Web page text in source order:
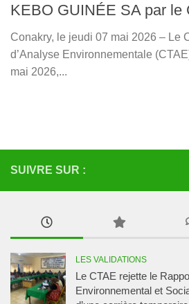
KEBO GUINÉE SA par le
Conakry, le jeudi 07 mai 2026 – Le
d’Analyse Environnementale
mai 2026,...
SUIVRE SUR :
LES VALIDATIONS
Le CTAE rejette le
Environnemental et